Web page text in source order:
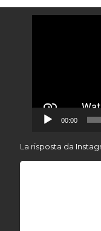
00:00
La risposta da